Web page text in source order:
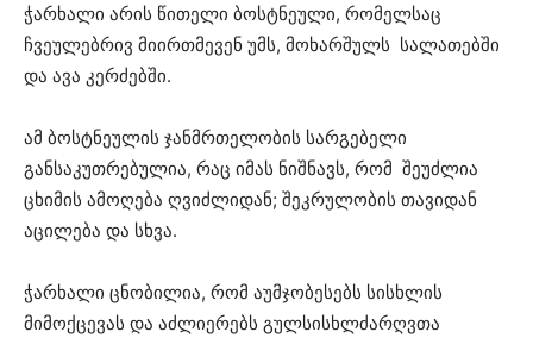
ჭარხალი არის წითელი ბოსტნეული, რომელსაც
ჩვეულებრივ მიირთმევენ უმს, მოხარშულს სალათებში
და ავა კერძებში.
ამ ბოსტნეულის ჯანმრთელობის სარგებელი
განსაკუთრებულია, რაც იმას ნიშნავს, რომ შეუძლია
ცხიმის ამოღება ღვიძლიდან; შეკრულობის თავიდან
აცილება და სხვა.
ჭარხალი ცნობილია, რომ აუმჯობესებს სისხლის
მიმოქცევას და აძლიერებს გულსისხლძარღვთა